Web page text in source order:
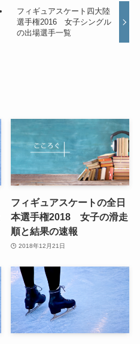
フィギュアスケート四大陸
選手権2016 女子シングル
の出場選手一覧
フィギュアスケートの全日
本選手権2018 女子の滑走
順と結果の速報
2018年12月21日